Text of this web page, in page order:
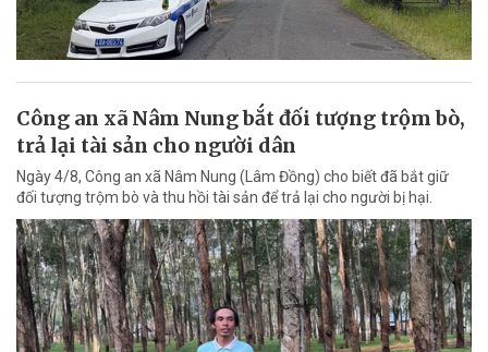
Công an xã Nâm Nung bắt đối tượng trộm bò,
trả lại tài sản cho người dân
Ngày 4/8, Công an xã Nâm Nung (Lâm Đồng) cho biết đã bắt giữ
đối tượng trộm bò và thu hồi tài sản để trả lại cho người bị hại.